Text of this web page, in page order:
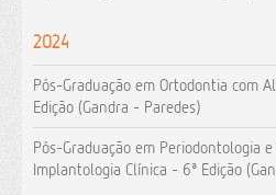
2024
Pós-Graduação em Ortodontia com
Edição (Gandra - Paredes)
Pós-Graduação em Periodontologia
Implantologia Clínica - 6ª Edição